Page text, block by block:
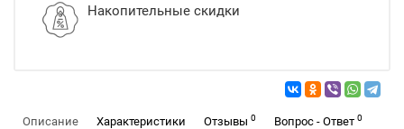
Накопительные скидки
Описание Характеристики Отзывы 0 Вопрос - Ответ 0